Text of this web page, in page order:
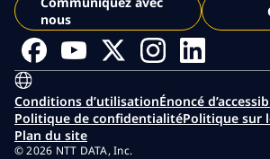
nous
Conditions d’utilisationÉnoncé
Politique de confidentialitéPolitique sur
Plan du site
© 2026 NTT DATA, Inc.